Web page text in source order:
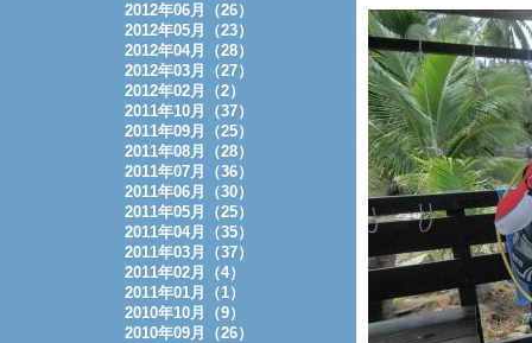
2012年06月（26）
2012年05月（23）
2012年04月（28）
2012年03月（27）
2012年02月（2）
2011年10月（37）
2011年09月（25）
2011年08月（28）
2011年07月（36）
2011年06月（30）
2011年05月（25）
2011年04月（35）
2011年03月（37）
2011年02月（4）
2011年01月（1）
2010年10月（9）
2010年09月（26）